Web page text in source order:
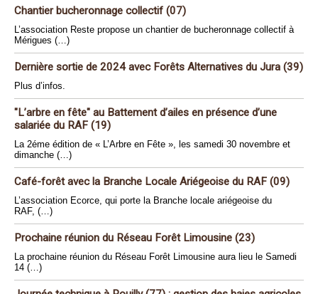
Chantier bucheronnage collectif (07)
L’association Reste propose un chantier de bucheronnage collectif à
Mérigues (…)
Dernière sortie de 2024 avec Forêts Alternatives du Jura (39)
Plus d’infos.
"L’arbre en fête" au Battement d’ailes en présence d’une
salariée du RAF (19)
La 2éme édition de « L’Arbre en Fête », les samedi 30 novembre et
dimanche (…)
Café-forêt avec la Branche Locale Ariégeoise du RAF (09)
L’association Ecorce, qui porte la Branche locale ariégeoise du
RAF, (…)
Prochaine réunion du Réseau Forêt Limousine (23)
La prochaine réunion du Réseau Forêt Limousine aura lieu le Samedi
14 (…)